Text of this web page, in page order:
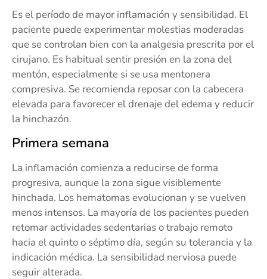
Es el período de mayor inflamación y sensibilidad. El
paciente puede experimentar molestias moderadas
que se controlan bien con la analgesia prescrita por el
cirujano. Es habitual sentir presión en la zona del
mentón, especialmente si se usa mentonera
compresiva. Se recomienda reposar con la cabecera
elevada para favorecer el drenaje del edema y reducir
la hinchazón.
Primera semana
La inflamación comienza a reducirse de forma
progresiva, aunque la zona sigue visiblemente
hinchada. Los hematomas evolucionan y se vuelven
menos intensos. La mayoría de los pacientes pueden
retomar actividades sedentarias o trabajo remoto
hacia el quinto o séptimo día, según su tolerancia y la
indicación médica. La sensibilidad nerviosa puede
seguir alterada.